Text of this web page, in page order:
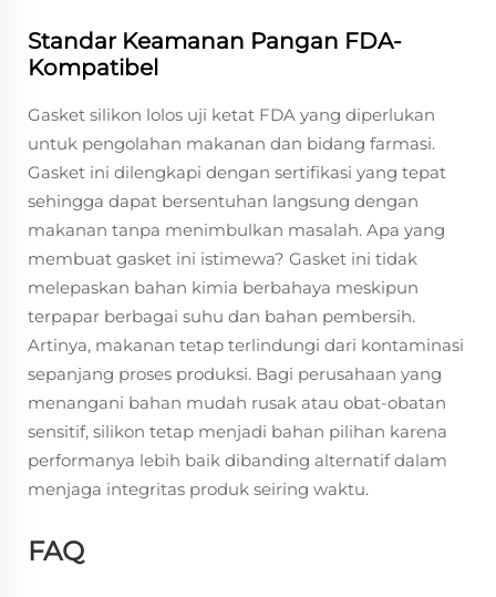
Standar Keamanan Pangan FDA-
Kompatibel
Gasket silikon lolos uji ketat FDA yang diperlukan
untuk pengolahan makanan dan bidang farmasi.
Gasket ini dilengkapi dengan sertifikasi yang tepat
sehingga dapat bersentuhan langsung dengan
makanan tanpa menimbulkan masalah. Apa yang
membuat gasket ini istimewa? Gasket ini tidak
melepaskan bahan kimia berbahaya meskipun
terpapar berbagai suhu dan bahan pembersih.
Artinya, makanan tetap terlindungi dari kontaminasi
sepanjang proses produksi. Bagi perusahaan yang
menangani bahan mudah rusak atau obat-obatan
sensitif, silikon tetap menjadi bahan pilihan karena
performanya lebih baik dibanding alternatif dalam
menjaga integritas produk seiring waktu.
FAQ